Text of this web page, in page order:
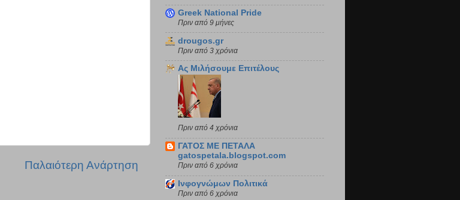
Παλαιότερη Ανάρτηση
Greek National Pride
Πριν από 9 μήνες
drougos.gr
Πριν από 3 χρόνια
Ας Μιλήσουμε Επιτέλους
Πριν από 4 χρόνια
ΓΑΤΟΣ ΜΕ ΠΕΤΑΛΑ
gatospetala.blogspot.com
Πριν από 6 χρόνια
Ινφογνώμων Πολιτικά
Πριν από 6 χρόνια